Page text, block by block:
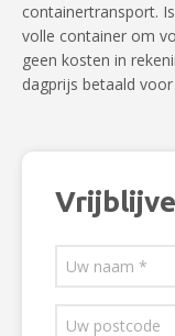
containertransport.
volle container om
geen kosten in
dagprijs betaald